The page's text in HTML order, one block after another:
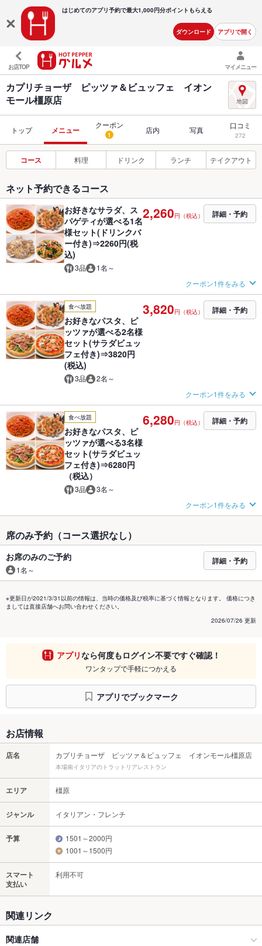
はじめてのアプリ予約で最大1,000円分ポイントもらえる
ダウンロード アプリで開く
お店TOP マイメニュー
カプリチョーザ ピッツァ＆ビュッフェ イオン
モール橿原店
トップ メニュー
クーポン
1 店内 写真 口コミ
272
コース 料理 ドリンク ランチ テイクアウト
ネット予約できるコース
お好きなサラダ、ス
パゲティが選べる1名
様セット(ドリンクバ
ー付き)⇒2260円(税
込)
3品 1名～
2,260円（税込） 詳細・予約
クーポン1件をみる
食べ放題
お好きなパスタ、ピ
ッツァが選べる2名様
セット(サラダビュッ
フェ付き)⇒3820円
(税込)
3品 2名～
3,820円（税込） 詳細・予約
クーポン1件をみる
食べ放題
お好きなパスタ、ピ
ッツァが選べる3名様
セット(サラダビュッ
フェ付き)⇒6280円
（税込）
3品 3名～
6,280円（税込） 詳細・予約
クーポン1件をみる
席のみ予約（コース選択なし）
お席のみのご予約
1名～
詳細・予約
※更新日が2021/3/31以前の情報は、当時の価格及び税率に基づく情報となります。 価格につき
ましては直接店舗へお問い合わせください。
2026/07/26 更新
アプリなら何度もログイン不要ですぐ確認！
ワンタップで手軽につかえる
アプリでブックマーク
お店情報
店名 カプリチョーザ ピッツァ＆ビュッフェ イオンモール橿原店
本場南イタリアのトラットリアレストラン
エリア 橿原
ジャンル イタリアン・フレンチ
予算
1501～2000円
1001～1500円
スマート
支払い
利用不可
関連リンク
関連店舗